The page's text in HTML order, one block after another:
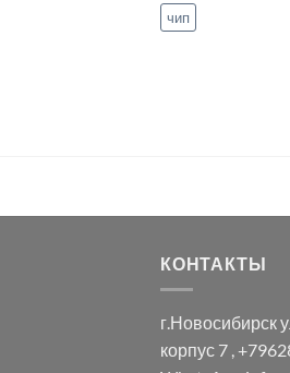
чип
КОНТАКТЫ
г.Новосибирск
корпус 7 ,